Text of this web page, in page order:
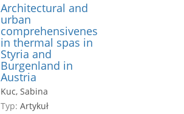
Architectural and
urban
comprehensivenes
in thermal spas in
Styria and
Burgenland in
Austria
Kuc, Sabina
Typ: Artykuł